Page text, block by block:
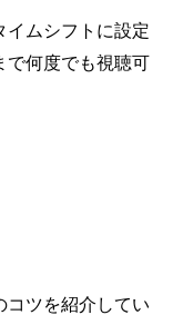
イムシフトに設定
で何度でも視聴可
コツを紹介してい